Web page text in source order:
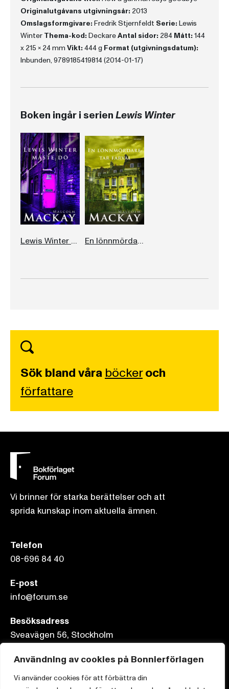
Användning av cookies på Bonnierförlagen
Vi använder cookies för att förbättra din
Originalutgåvans utgivningsår: 2013
Omslagsformgivare: Fredrik Stjernfeldt Serie: Lewis
Winter Thema-kod: DeckareAntal sidor: 284 Mått: 144
x 215 x 24 mm Vikt: 444 g Format (utgivningsdatum):
Inbunden, 9789185419814 (2014-01-17)
Boken ingår i serienLewis Winter
Lewis Winter måste dö En lönnmördare tar farväl
Sök bland våra böckeroch
författare
Vi brinner för starka berättelser och att
sprida kunskap inom aktuella ämnen.
Telefon
08-696 84 40
E-post
info@forum.se
Besöksadress
Sveavägen 56, Stockholm
Postadress
Box 3159, 103 63 Stockholm